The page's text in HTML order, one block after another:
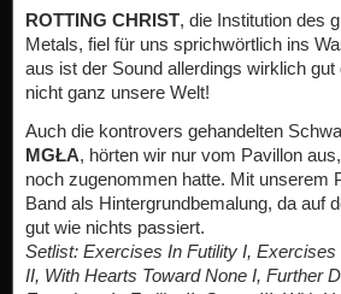
ROTTING CHRIST, die Institution des
Metals, fiel für uns sprichwörtlich ins
aus ist der Sound allerdings wirklich
nicht ganz unsere Welt!
Auch die kontrovers gehandelten
MGŁA, hörten wir nur vom Pavillon
noch zugenommen hatte. Mit unserem
Band als Hintergrundbemalung, da auf
gut wie nichts passiert.
Setlist: Exercises In Futility I, Exercises
II, With Hearts Toward None I, Further